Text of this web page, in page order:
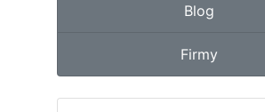
Blog
Firmy